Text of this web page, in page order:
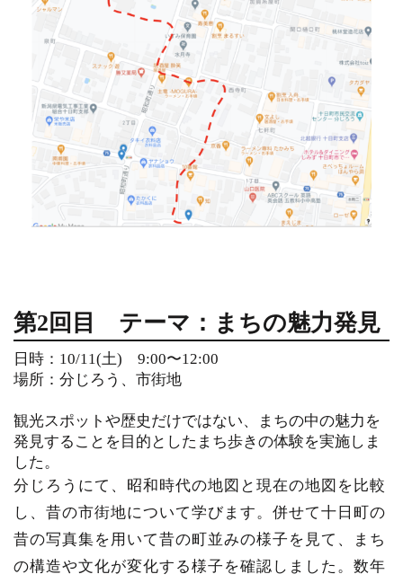
第2回目 テーマ：まちの魅力発見
日時：10/11(土) 9:00〜12:00
場所：分じろう、市街地
観光スポットや歴史だけではない、まちの中の魅力を
発見することを目的としたまち歩きの体験を実施しま
した。
分じろうにて、昭和時代の地図と現在の地図を比較
し、昔の市街地について学びます。併せて十日町の
昔の写真集を用いて昔の町並みの様子を見て、まち
の構造や文化が変化する様子を確認しました。数年